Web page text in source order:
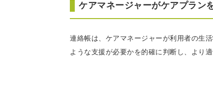
ケアマネージャーがケアプラン
連絡帳は、ケアマネージャーが利用者の生
ような支援が必要かを的確に判断し、より